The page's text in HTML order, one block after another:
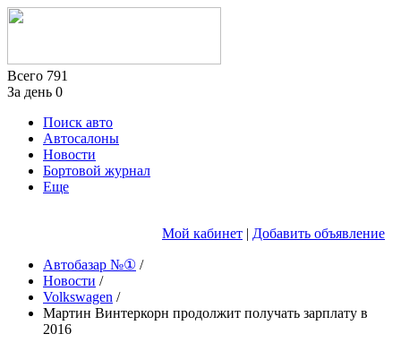
Всего 791
За день 0
Поиск авто
Автосалоны
Новости
Бортовой журнал
Еще
Мой кабинет | Добавить объявление
Автобазар №① /
Новости /
Volkswagen /
Мартин Винтеркорн продолжит получать зарплату в
2016